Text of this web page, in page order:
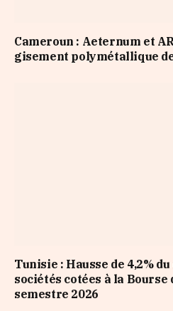
Cameroun : Aeternum et
gisement polymétallique
Tunisie : Hausse de 4,2%
sociétés cotées à la
semestre 2026